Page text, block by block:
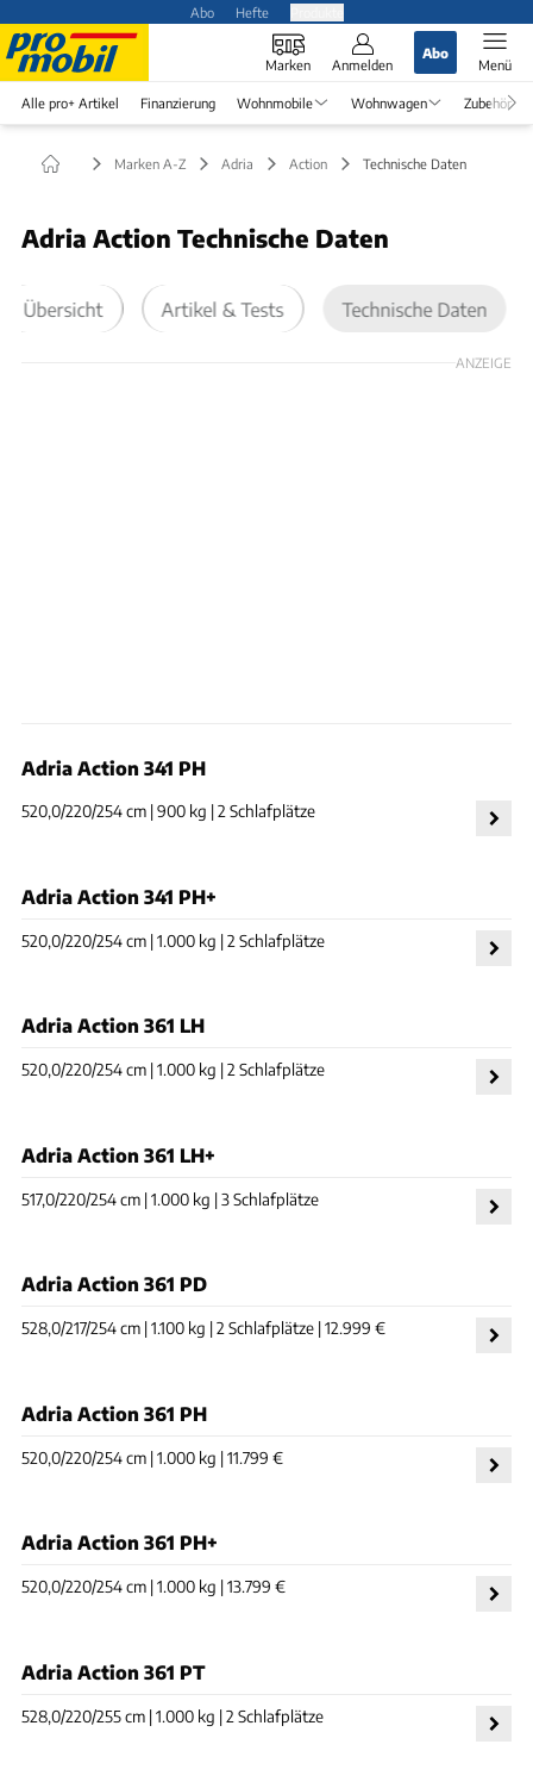
Abo Hefte
Marken Anmelden
Abo
Menü
Alle pro+ Artikel Finanzierung Wohnmobile Wohnwagen Zubehör
Marken A-Z Adria Action Technische Daten
Adria Action Technische Daten
Übersicht Artikel & Tests Technische Daten
ANZEIGE
Adria Action 341 PH
520,0/220/254 cm | 900 kg | 2 Schlafplätze
Adria Action 341 PH+
520,0/220/254 cm | 1.000 kg | 2 Schlafplätze
Adria Action 361 LH
520,0/220/254 cm | 1.000 kg | 2 Schlafplätze
Adria Action 361 LH+
517,0/220/254 cm | 1.000 kg | 3 Schlafplätze
Adria Action 361 PD
528,0/217/254 cm | 1.100 kg | 2 Schlafplätze | 12.999 €
Adria Action 361 PH
520,0/220/254 cm | 1.000 kg | 11.799 €
Adria Action 361 PH+
520,0/220/254 cm | 1.000 kg | 13.799 €
Adria Action 361 PT
528,0/220/255 cm | 1.000 kg | 2 Schlafplätze